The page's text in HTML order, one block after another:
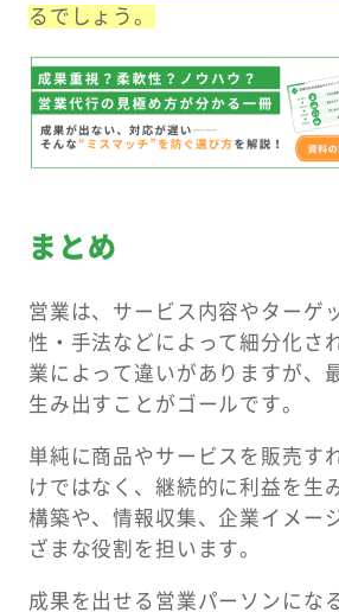
るでしょう。
まとめ
営業は、サービス内容やターゲ
性・手法などによって細分化さ
業によって違いがありますが、
生み出すことがゴールです。
単純に商品やサービスを販売す
けではなく、継続的に利益を生
構築や、情報収集、企業イメー
ざまな役割を担います。
成果を出せる営業パーソンにな